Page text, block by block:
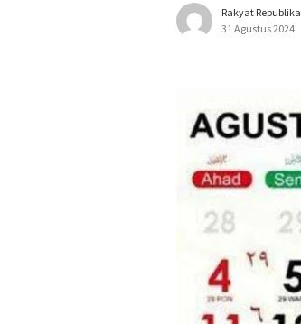
Rakyat Republika
31 Agustus 2024